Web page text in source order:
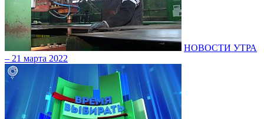
НОВОСТИ УТРА
– 21 марта 2022